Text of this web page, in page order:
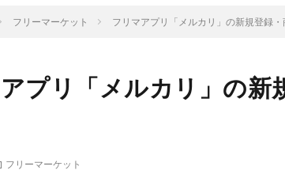
フリーマーケット フリマアプリ「メルカリ」の新規登録
プリ「メルカリ」の新
フリーマーケット